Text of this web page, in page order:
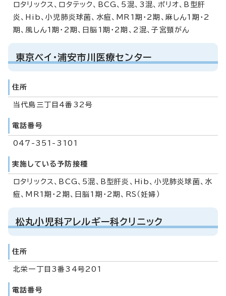
ロタリックス、ロタテック、BCG、5混、3混、ポリオ、B型肝
炎、Hib、小児肺炎球菌、水痘、MR1期・2期、麻しん1期・2
期、風しん1期・2期、日脳1期・2期、2混、子宮頸がん
東京ベイ・浦安市川医療センター
住所
当代島三丁目4番32号
電話番号
047-351-3101
実施している予防接種
ロタリックス、BCG、5混、B型肝炎、Hib、小児肺炎球菌、水
痘、MR1期・2期、日脳1期・2期、RS（妊婦）
松丸小児科アレルギー科クリニック
住所
北栄一丁目3番34号201
電話番号